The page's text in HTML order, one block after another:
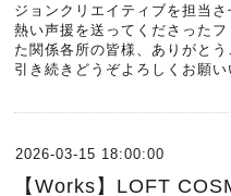
ジョンクリエイティブを担当さ
熱い声援を送ってくださった
た関係各所の皆様、ありがとう
引き続きどうぞよろしくお願い
2026-03-15 18:00:00
【Works】LOFT